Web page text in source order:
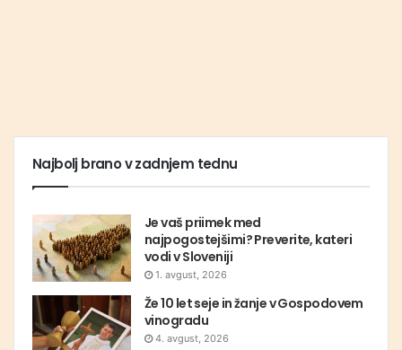
Najbolj brano v zadnjem tednu
Je vaš priimek med
najpogostejšimi? Preverite, kateri
vodi v Sloveniji
1. avgust, 2026
Že 10 let seje in žanje v Gospodovem
vinogradu
4. avgust, 2026